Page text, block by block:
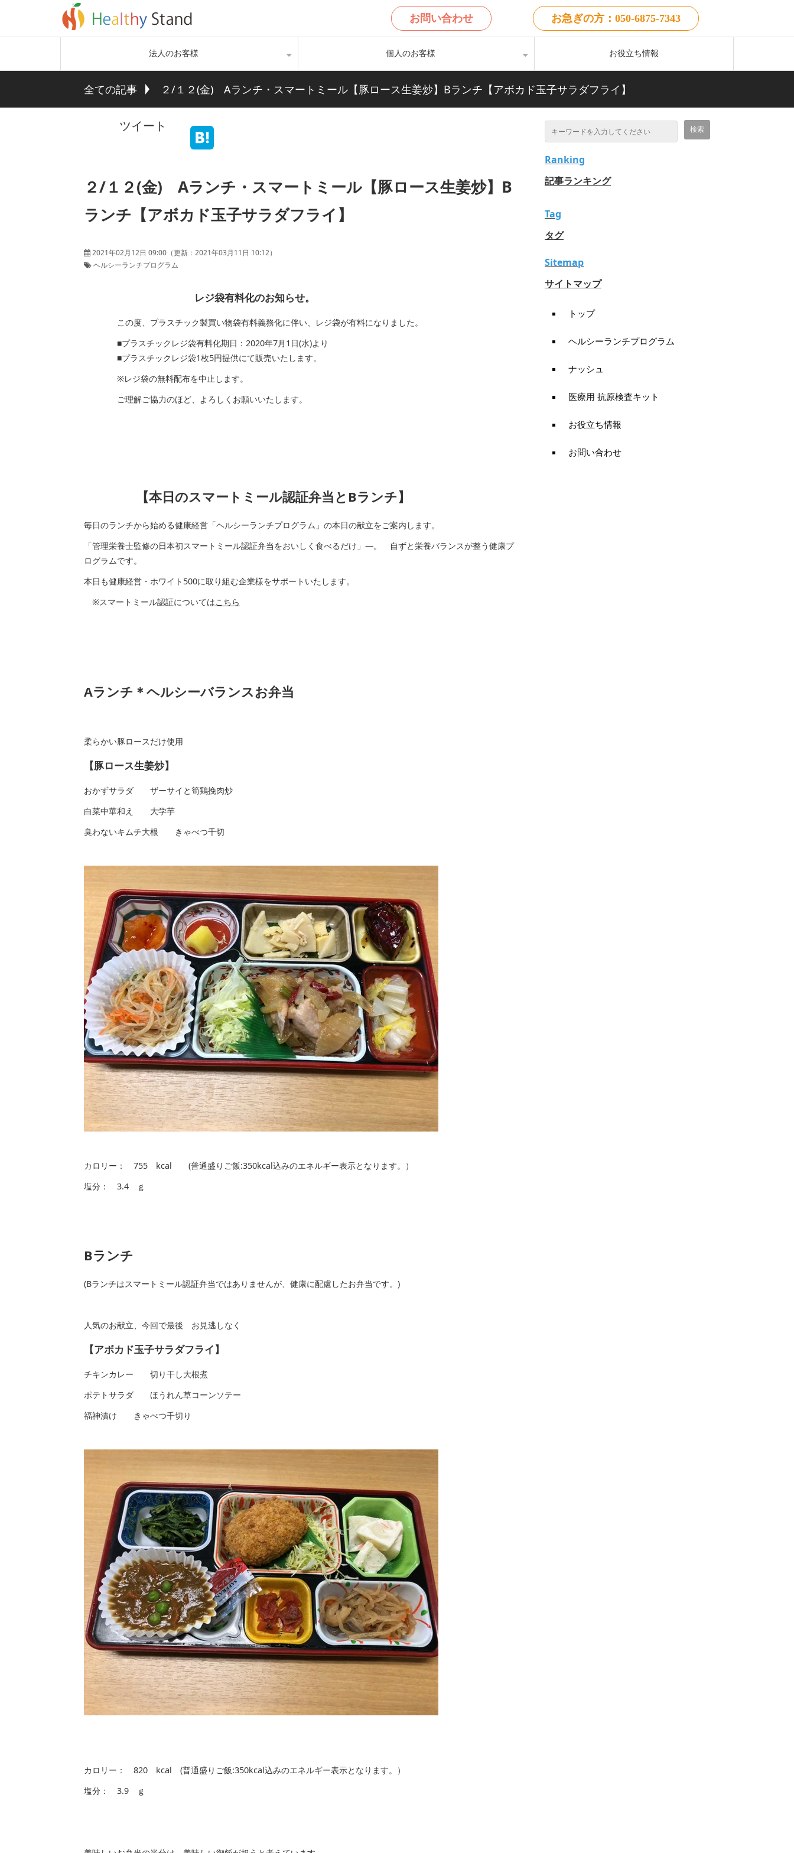
お問い合わせ お急ぎの方：050-6875-7343
法人のお客様 個人のお客様 お役立ち情報
全ての記事 ２/１２(金) Aランチ・スマートミール【豚ロース生姜炒】Bランチ【アボカド玉子サラダフライ】
ツイート
２/１２(金) Aランチ・スマートミール【豚ロース生姜炒】B
ランチ【アボカド玉子サラダフライ】
2021年02月12日 09:00 （更新： 2021年03月11日 10:12）
ヘルシーランチプログラム
レジ袋有料化のお知らせ。
この度、プラスチック製買い物袋有料義務化に伴い、レジ袋が有料になりました。
■プラスチックレジ袋有料化期日：2020年7月1日(水)より
■プラスチックレジ袋1枚5円提供にて販売いたします。
※レジ袋の無料配布を中止します。
ご理解ご協力のほど、よろしくお願いいたします。
【本日のスマートミール認証弁当とBランチ】
毎日のランチから始める健康経営「ヘルシーランチプログラム」の本日の献立をご案内します。
「管理栄養士監修の日本初スマートミール認証弁当をおいしく食べるだけ」―。 自ずと栄養バランスが整う健康プ
ログラムです。
本日も健康経営・ホワイト500に取り組む企業様をサポートいたします。
※スマートミール認証についてはこちら
Aランチ＊ヘルシーバランスお弁当
柔らかい豚ロースだけ使用
【豚ロース生姜炒】
おかずサラダ ザーサイと筍鶏挽肉炒
白菜中華和え 大学芋
臭わないキムチ大根 きゃべつ千切
カロリー： 755 kcal (普通盛りご飯:350kcal込みのエネルギー表示となります。）
塩分： 3.4 ｇ
Bランチ
(Bランチはスマートミール認証弁当ではありませんが、健康に配慮したお弁当です。)
人気のお献立、今回で最後 お見逃しなく
【アボカド玉子サラダフライ】
チキンカレー 切り干し大根煮
ポテトサラダ ほうれん草コーンソテー
福神漬け きゃべつ千切り
カロリー： 820 kcal (普通盛りご飯:350kcal込みのエネルギー表示となります。）
塩分： 3.9 ｇ
Ranking
記事ランキング
Tag
タグ
Sitemap
サイトマップ
トップ
ヘルシーランチプログラム
ナッシュ
医療用 抗原検査キット
お役立ち情報
お問い合わせ